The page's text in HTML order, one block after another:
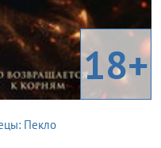
18+
Пекло